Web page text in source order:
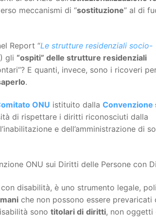
meccanismi di “sostituzione” al di
Report “Le strutture residenziali socio-
gli “ospiti” delle strutture residenziali
E quanti, invece, sono i ricoveri
.
ONU istituito dalla Convenzione
di rispettare i diritti riconosciuti dalla
e dell’amministrazione di
ONU sui Diritti delle Persone con
disabilità, è uno strumento legale,
che non possono essere prevaricati
sono titolari di diritti, non oggetti